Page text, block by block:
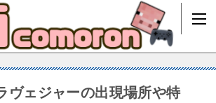
ヴェジャーの出現場所や特